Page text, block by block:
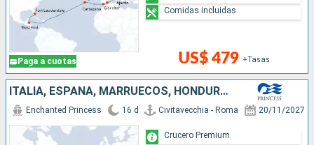
Paga a cuotas US$ 479 +Tasas
Comidas incluidas
ITALIA, ESPAÑA, MARRUECOS, HONDURAS, ESTADOS UNIDOS
Enchanted Princess 16 d Civitavecchia - Roma 20/11/2027
Crucero Premium